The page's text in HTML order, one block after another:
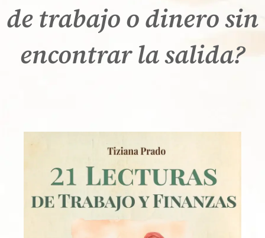
de trabajo o dinero sin
encontrar la salida?